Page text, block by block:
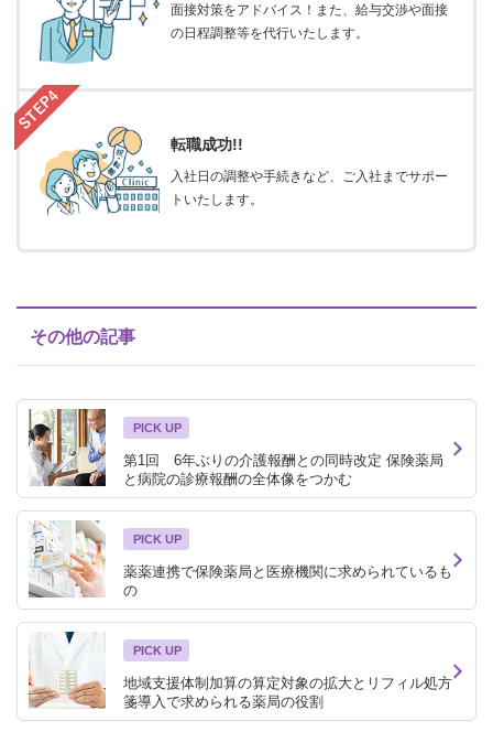
面接対策をアドバイス！また、給与交渉や面接
の日程調整等を代行いたします。
転職成功!!
入社日の調整や手続きなど、ご入社までサポー
トいたします。
その他の記事
PICK UP
第1回 6年ぶりの介護報酬との同時改定 保険薬局
と病院の診療報酬の全体像をつかむ
PICK UP
薬薬連携で保険薬局と医療機関に求められているも
の
PICK UP
地域支援体制加算の算定対象の拡大とリフィル処方
箋導入で求められる薬局の役割